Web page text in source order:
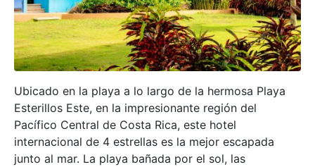
Ubicado en la playa a lo largo de la hermosa Playa
Esterillos Este, en la impresionante región del
Pacífico Central de Costa Rica, este hotel
internacional de 4 estrellas es la mejor escapada
junto al mar. La playa bañada por el sol, las